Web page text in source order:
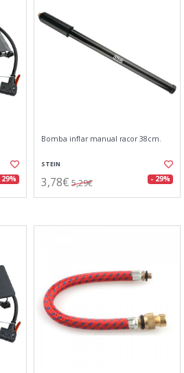
29%
Bomba inflar manual racor 38cm.
STEIN
3,78€ 5,29€ - 29%